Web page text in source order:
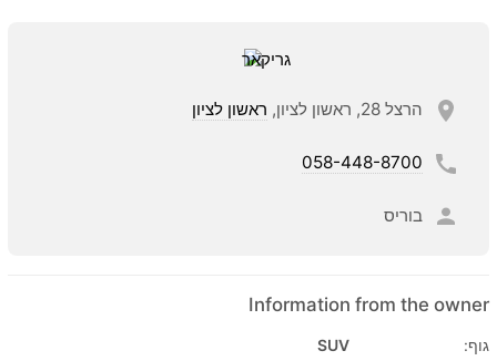
הרצל 28, ראשון לציון, ראשון לציון
058-448-8700
בוריס
Information from the owner
גוף:
SUV